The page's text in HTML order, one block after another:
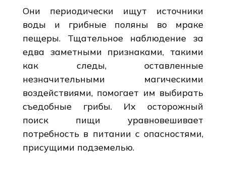
Они периодически ищут источники
воды и грибные поляны во мраке
пещеры. Тщательное наблюдение за
едва заметными признаками, такими
как следы, оставленные
незначительными магическими
воздействиями, помогает им выбирать
съедобные грибы. Их осторожный
поиск пищи уравновешивает
потребность в питании с опасностями,
присущими подземелью.